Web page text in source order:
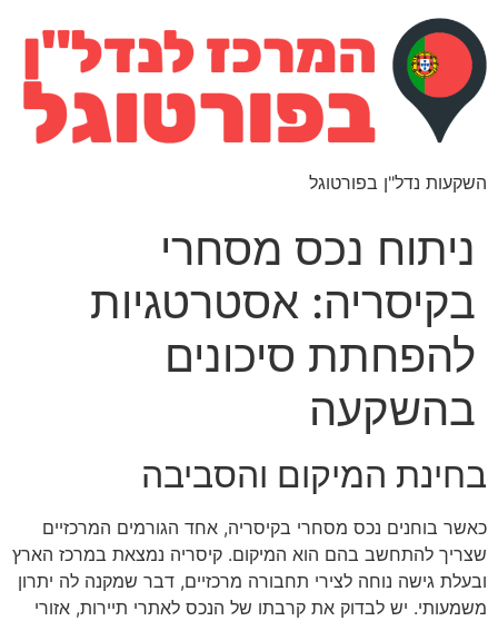
השקעות נדל"ן בפורטוגל
ניתוח נכס מסחרי
בקיסריה: אסטרטגיות
להפחתת סיכונים
בהשקעה
בחינת המיקום והסביבה
כאשר בוחנים נכס מסחרי בקיסריה, אחד הגורמים המרכזיים
שצריך להתחשב בהם הוא המיקום. קיסריה נמצאת במרכז הארץ
ובעלת גישה נוחה לצירי תחבורה מרכזיים, דבר שמקנה לה יתרון
משמעותי. יש לבדוק את קרבתו של הנכס לאתרי תיירות, אזורי